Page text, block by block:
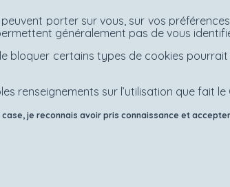
porter sur vous, sur vos
généralement pas de vous
bloquer certains types de cookies
renseignements sur l’utilisation que fait
je reconnais avoir pris connaissance et